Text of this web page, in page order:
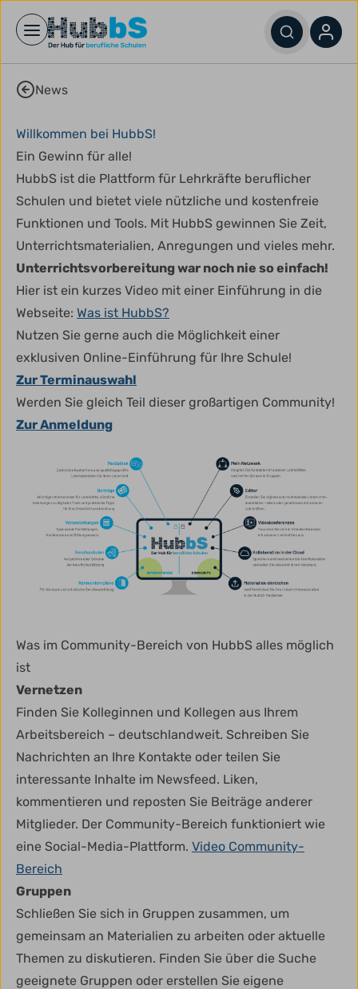
Open main menu
News
Willkommen bei HubbS!
Ein Gewinn für alle!
HubbS ist die Plattform für Lehrkräfte beruflicher
Schulen und bietet viele nützliche und kostenfreie
Funktionen und Tools. Mit HubbS gewinnen Sie Zeit,
Unterrichtsmaterialien, Anregungen und vieles mehr.
Unterrichtsvorbereitung war noch nie so einfach!
Hier ist ein kurzes Video mit einer Einführung in die
Webseite: Was ist HubbS?
Nutzen Sie gerne auch die Möglichkeit einer
exklusiven Online-Einführung für Ihre Schule!
Zur Terminauswahl
Werden Sie gleich Teil dieser großartigen Community!
Zur Anmeldung
Was im Community-Bereich von HubbS alles möglich
ist
Vernetzen
Finden Sie Kolleginnen und Kollegen aus Ihrem
Arbeitsbereich – deutschlandweit. Schreiben Sie
Nachrichten an Ihre Kontakte oder teilen Sie
interessante Inhalte im Newsfeed. Liken,
kommentieren und reposten Sie Beiträge anderer
Mitglieder. Der Community-Bereich funktioniert wie
eine Social-Media-Plattform. Video Community-
Bereich
Gruppen
Schließen Sie sich in Gruppen zusammen, um
gemeinsam an Materialien zu arbeiten oder aktuelle
Themen zu diskutieren. Finden Sie über die Suche
geeignete Gruppen oder erstellen Sie eigene